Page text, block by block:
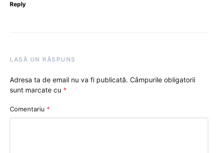
Reply
LASĂ UN RĂSPUNS
Adresa ta de email nu va fi publicată. Câmpurile obligatorii
sunt marcate cu *
Comentariu *